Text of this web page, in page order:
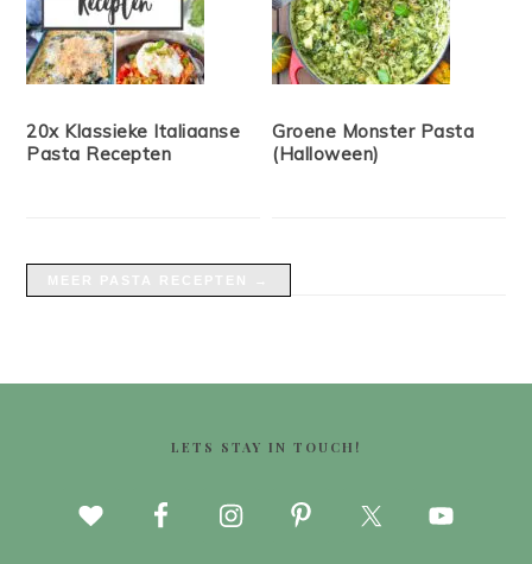
20x Klassieke Italiaanse
Pasta Recepten
Groene Monster Pasta
(Halloween)
LETS STAY IN TOUCH!